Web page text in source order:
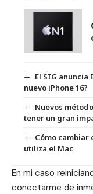
El SIG anuncia
nuevo iPhone 16?
Nuevos
tener un gran
Cómo cambiar
utiliza el Mac
En mi caso
conectarme de